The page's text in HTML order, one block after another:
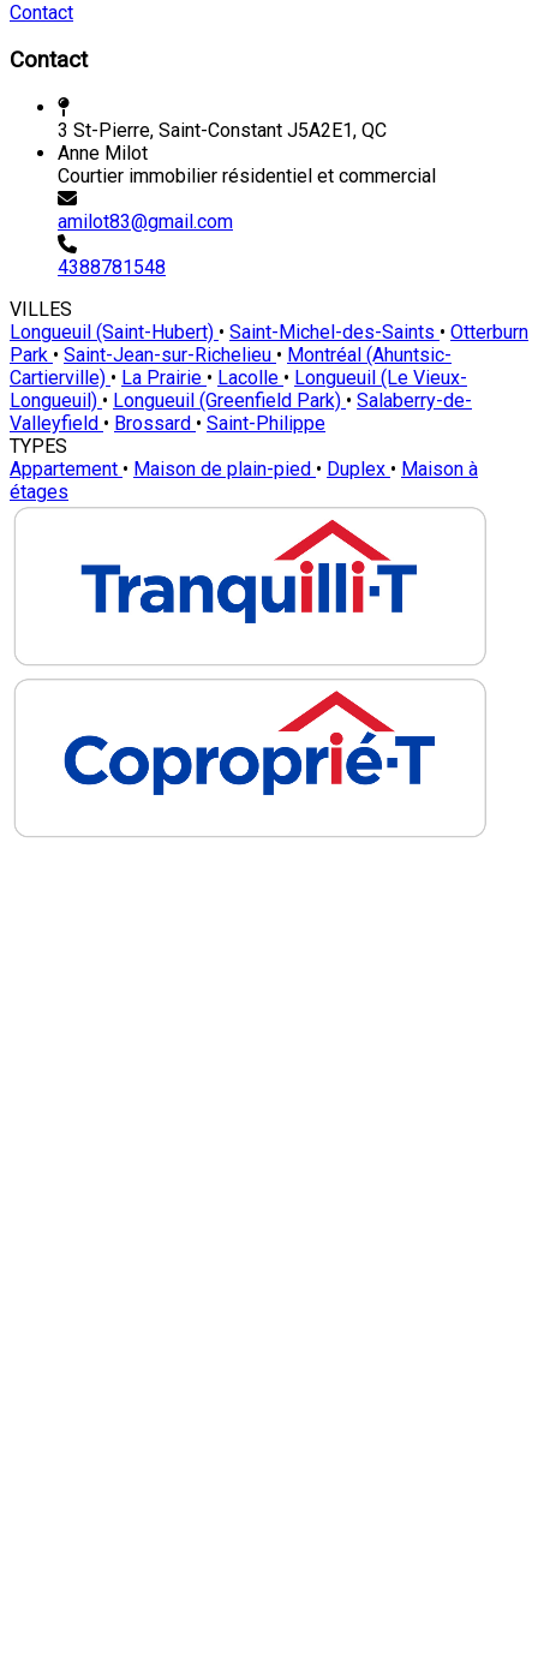
Contact
Contact
3 St-Pierre, Saint-Constant J5A2E1, QC
Anne Milot
Courtier immobilier résidentiel et commercial
amilot83@gmail.com
4388781548
VILLES
Longueuil (Saint-Hubert) • Saint-Michel-des-Saints • Otterburn
Park • Saint-Jean-sur-Richelieu • Montréal (Ahuntsic-
Cartierville) • La Prairie • Lacolle • Longueuil (Le Vieux-
Longueuil) • Longueuil (Greenfield Park) • Salaberry-de-
Valleyfield • Brossard • Saint-Philippe
TYPES
Appartement • Maison de plain-pied • Duplex • Maison à
étages